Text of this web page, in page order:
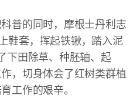
普的同时，摩根士丹利志
鞋套，挥起铁锹，踏入泥
下田除草、种胚轴、起
，切身体会了红树类群植
工作的艰辛。